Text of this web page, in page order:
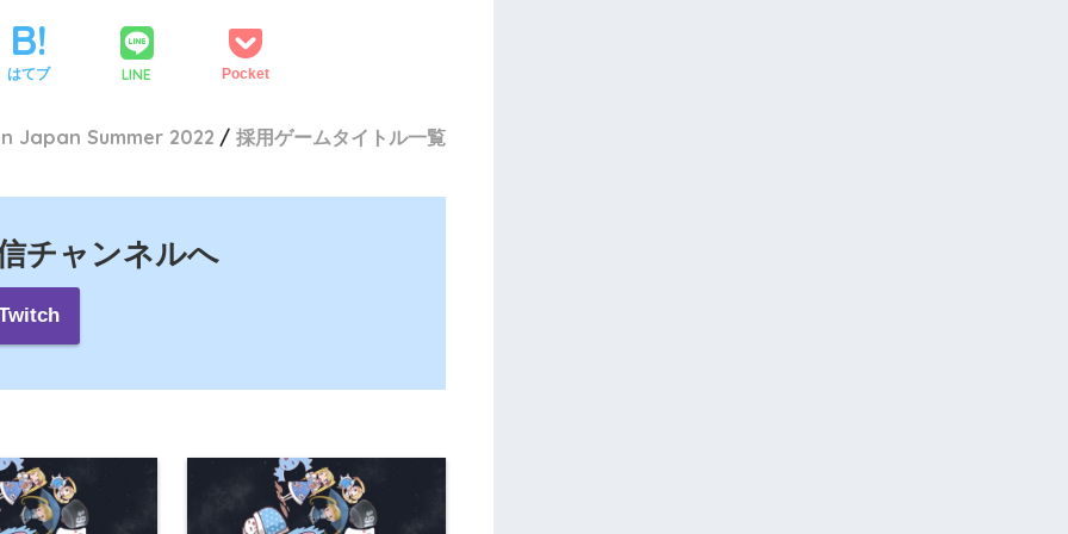
はてブ LINE Pocket
Japan Summer 2022 採用ゲームタイトル一覧
チャンネルへ